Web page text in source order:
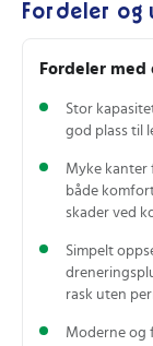
Fordeler og
Fordeler
Stor
god plass til
Myke kanter
både
skader ved
Simpelt
rask uten
Moderne og